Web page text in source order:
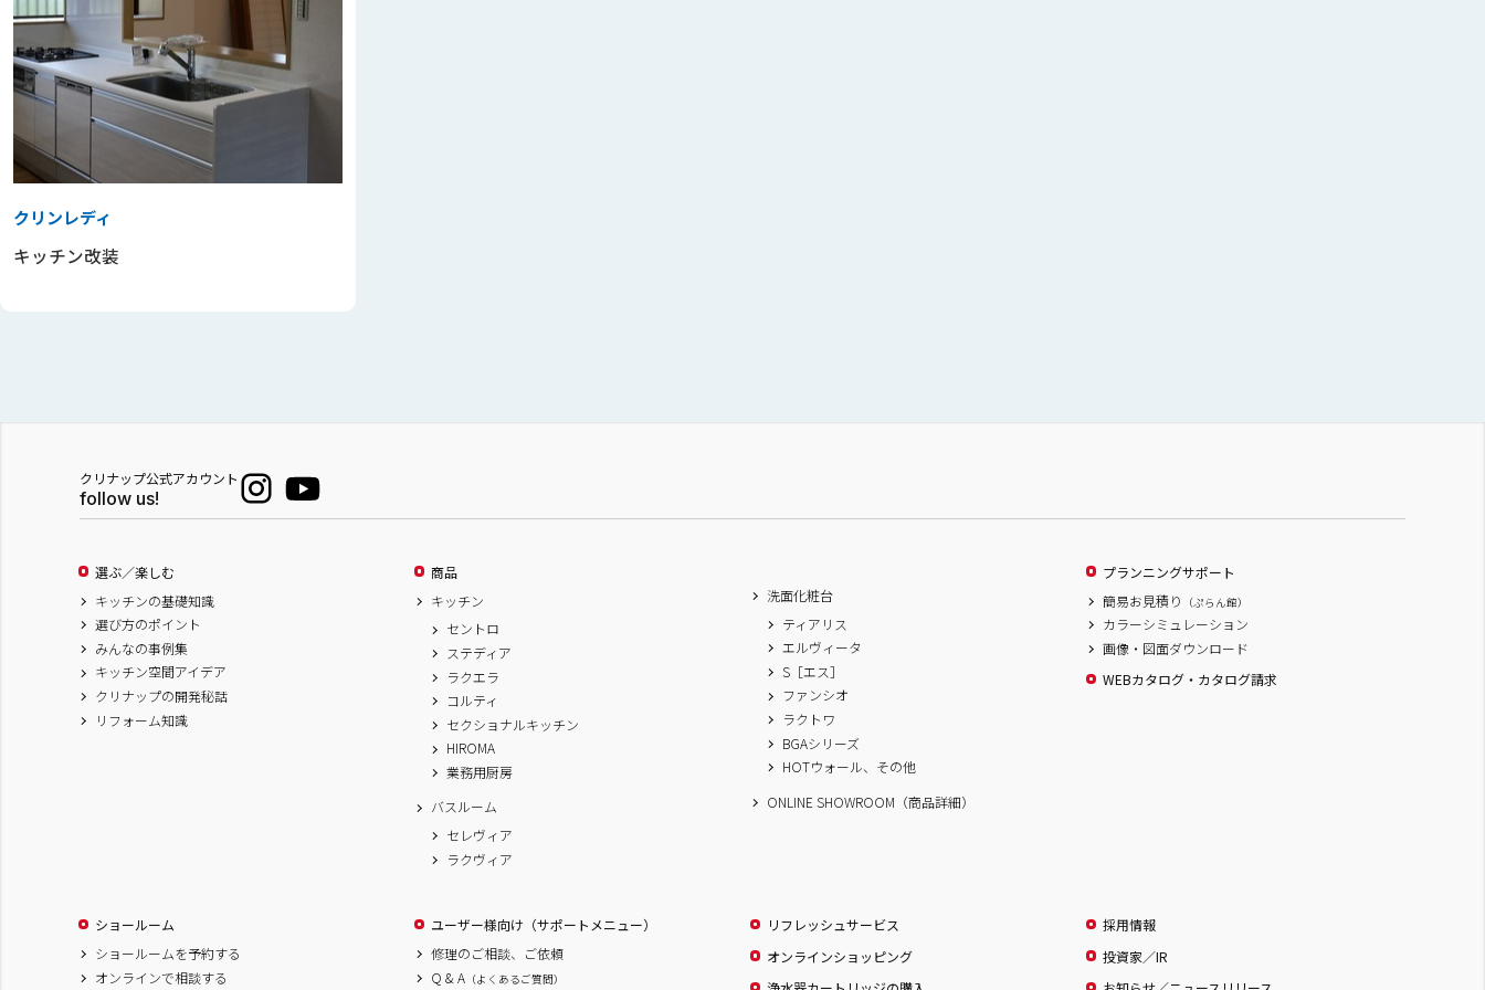
クリンレディ
キッチン改装
クリナップ公式アカウント
follow us!
選ぶ／楽しむ
キッチンの基礎知識
選び方のポイント
みんなの事例集
キッチン空間アイデア
クリナップの開発秘話
リフォーム知識
商品
キッチン
セントロ
ステディア
ラクエラ
コルティ
セクショナルキッチン
HIROMA
業務用厨房
バスルーム
セレヴィア
ラクヴィア
洗面化粧台
ティアリス
エルヴィータ
S［エス］
ファンシオ
ラクトワ
BGAシリーズ
HOTウォール、その他
ONLINE SHOWROOM（商品詳細）
プランニングサポート
簡易お見積り
（ぷらん館）
カラーシミュレーション
画像・図面ダウンロード
WEBカタログ・カタログ請求
ショールーム
ショールームを予約する
オンラインで相談する
ユーザー様向け（サポートメニュー）
修理のご相談、ご依頼
Q & A （よくあるご質問）
リフレッシュサービス
オンラインショッピング
採用情報
投資家／IR